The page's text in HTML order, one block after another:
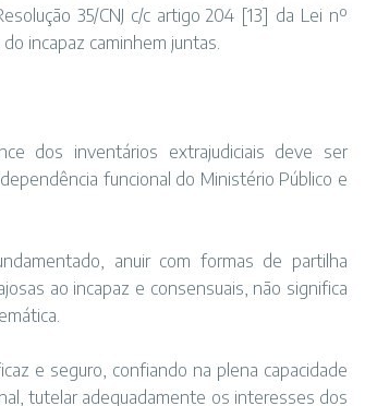
35/CNJ c/c artigo 204 [13] da Lei nº
incapaz caminhem juntas.
dos inventários extrajudiciais deve ser
funcional do Ministério Público e
anuir com formas de partilha
ao incapaz e consensuais, não significa
e seguro, confiando na plena capacidade
tutelar adequadamente os interesses dos